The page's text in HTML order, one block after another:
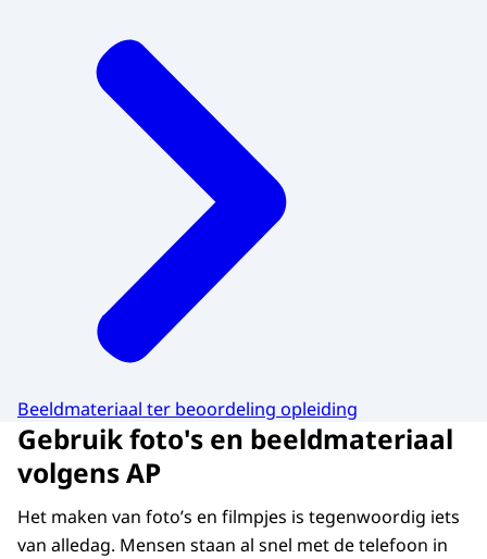
Beeldmateriaal ter beoordeling opleiding
Gebruik foto's en beeldmateriaal
volgens AP
Het maken van foto’s en filmpjes is tegenwoordig iets
van alledag. Mensen staan al snel met de telefoon in